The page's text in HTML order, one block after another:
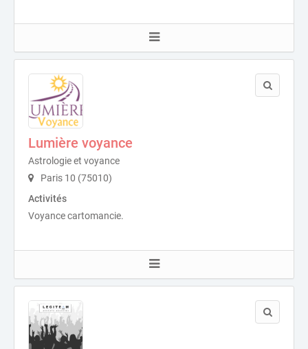
Lumière voyance
Astrologie et voyance
Paris 10 (75010)
Activités
Voyance cartomancie.